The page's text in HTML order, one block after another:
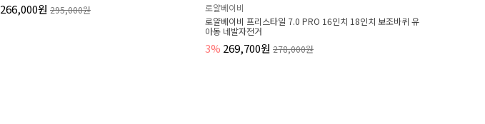
266,000원 295,000원
로얄베이비
로얄베이비 프리스타일 7.0 PRO 16인치 18인치 보조바퀴 유
아동 네발자전거
3% 269,700원 278,000원